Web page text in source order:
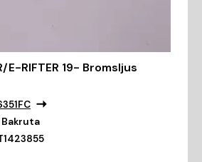
E-RIFTER 19- Bromsljus
Bakruta